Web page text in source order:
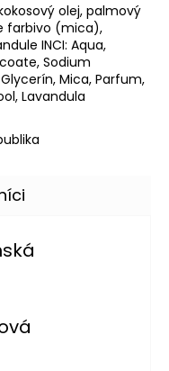
olej, palmový
farbivo (mica),
INCI: Aqua,
Sodium
Mica, Parfum,
Lavandula
5 z 5 hviezdičiek.
5 z 5 hviezdičiek.